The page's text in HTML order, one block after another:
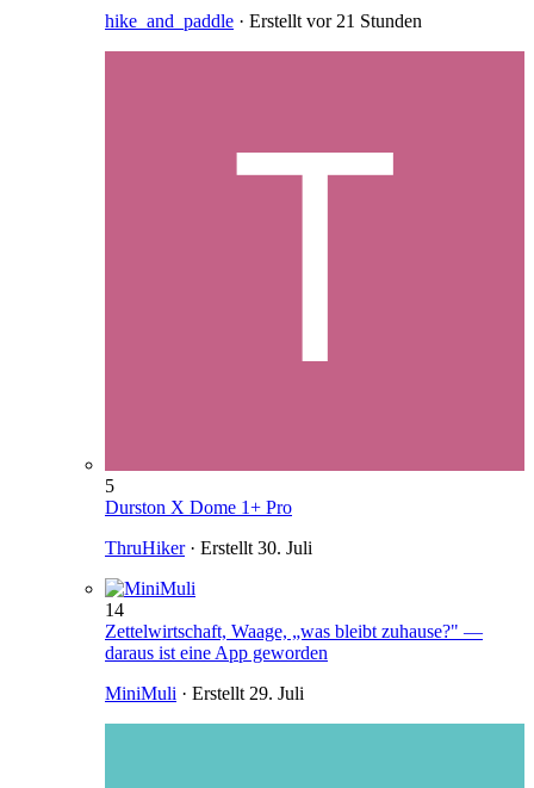
hike_and_paddle · Erstellt vor 21 Stunden
5
Durston X Dome 1+ Pro
ThruHiker· Erstellt 30. Juli
14
Zettelwirtschaft, Waage, „was bleibt zuhause?" —
daraus ist eine App geworden
MiniMuli · Erstellt 29. Juli